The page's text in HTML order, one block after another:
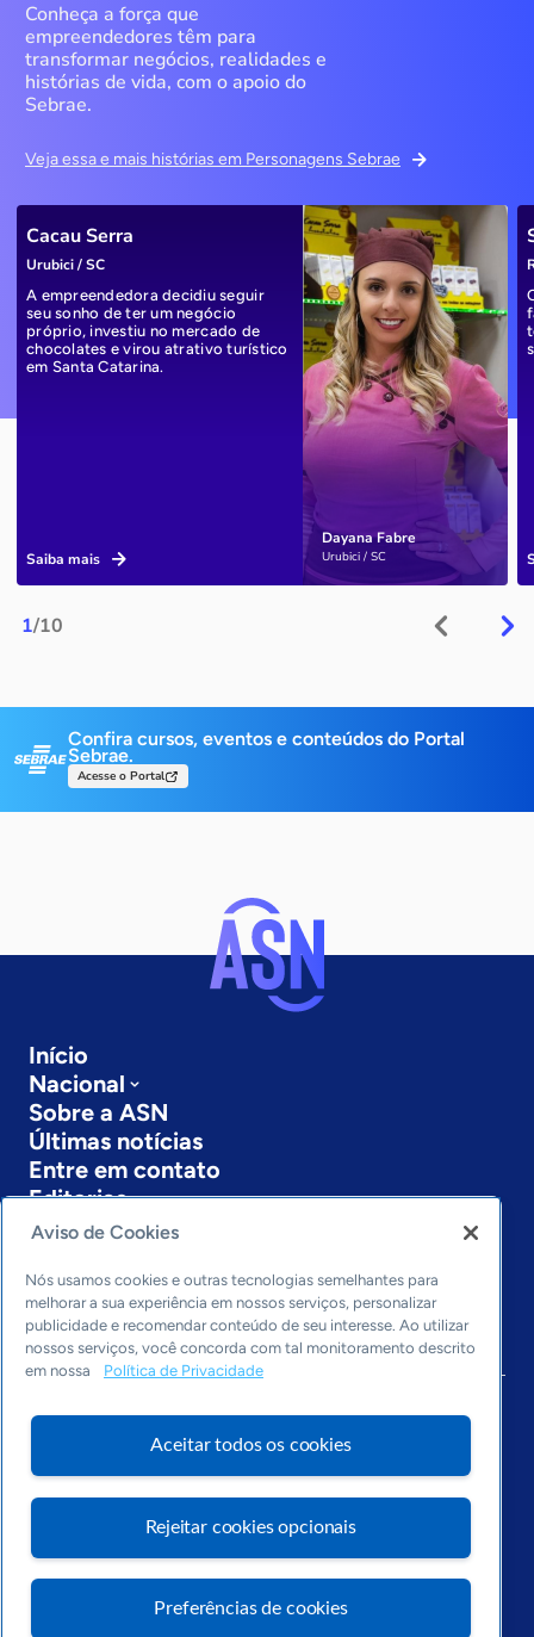
Conheça a força que
empreendedores têm para
transformar negócios, realidades e
histórias de vida, com o apoio do
Sebrae.
Veja essa e mais histórias em Personagens Sebrae
1/10
Dayana Fabre
Urubici / SC
Cacau Serra
Urubici / SC
A empreendedora decidiu seguir
seu sonho de ter um negócio
próprio, investiu no mercado de
chocolates e virou atrativo turístico
em Santa Catarina.
Saiba mais
Confira cursos, eventos e conteúdos do Portal
Sebrae.
Acesse o Portal
Início
Nacional
Sobre a ASN
Últimas notícias
Entre em contato
Editorias
Economia & Política
Inovação & Tecnologia
Cultura empreendedora
Dados
Arquivo
Aviso de Cookies
Nós usamos cookies e outras tecnologias semelhantes para
melhorar a sua experiência em nossos serviços, personalizar
publicidade e recomendar conteúdo de seu interesse. Ao utilizar
nossos serviços, você concorda com tal monitoramento descrito
em nossa
Política de Privacidade
Aceitar todos os cookies
Rejeitar cookies opcionais
Preferências de cookies